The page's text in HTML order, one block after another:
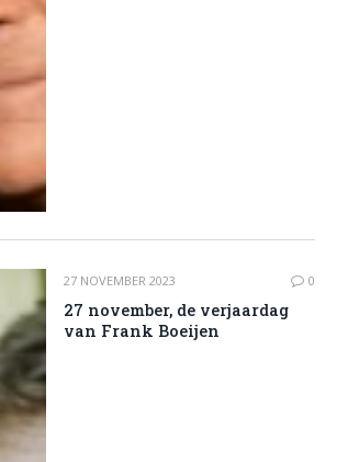
27 NOVEMBER 2023 0
27 november, de verjaardag
van Frank Boeijen